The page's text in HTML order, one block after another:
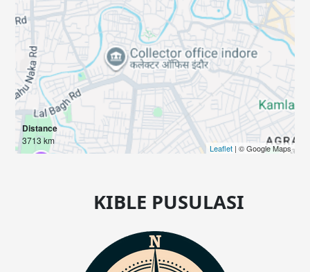
Distance
3713 km
Leaflet| © Google Maps
KIBLE PUSULASI